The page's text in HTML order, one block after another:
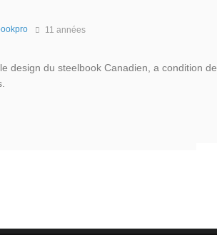
11 années
design du steelbook Canadien, a condition de